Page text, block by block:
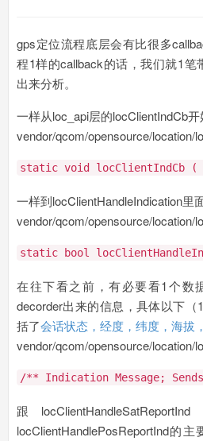
gps定位流程底层会有比很多
程1样的callback的话，我们就1笔
出来分析。
一样从loc_api层的locClientIndCb开
vendor/qcom/opensource/location/
static void locClientIndCb (
一样到locClientHandleIndication里
vendor/qcom/opensource/location/
static bool
在往下看之前，有必要看1个数
decorder出来的信息，具体以下
括了会话状态，经度，纬度，海拔
vendor/qcom/opensource/location/
/** Indication Message;
跟
locClientHandlePosReportInd的